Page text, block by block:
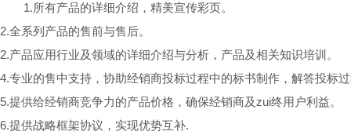
1.所有产品的详细介绍，精美宣传彩页。
2.全系列产品的售前与售后。
2.产品应用行业及领域的详细介绍与分析，产品及相关知识培训。
4.专业的售中支持，协助经销商投标过程中的标书制作，解答投标
5.提供给经销商竞争力的产品价格，确保经销商及zui终用户利益。
6.提供战略框架协议，实现优势互补.